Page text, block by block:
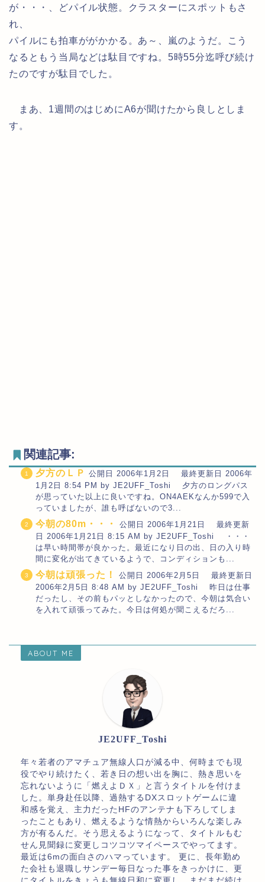
が・・・、どパイル状態。クラスターにスポットもさ
れ、
パイルにも拍車ががかかる。あ～、嵐のようだ。こう
なるともう当局などは駄目ですね。5時55分迄呼び続け
たのですが駄目でした。
まあ、1週間のはじめにA6が聞けたから良しとしま
す。
関連記事:
夕方のＬＰ 公開日 2006年1月2日 最終更新日 2006年
1月2日 8:54 PM by JE2UFF_Toshi 夕方のロングパス
が思っていた以上に良いですね。ON4AEKなんか599で入
っていましたが、誰も呼ばないので3...
今朝の80m・・・
公開日 2006年1月21日 最終更新
日 2006年1月21日 8:15 AM by JE2UFF_Toshi ・・・
は早い時間帯が良かった。最近になり日の出、日の入り時
間に変化が出てきているようで、コンディションも...
今朝は頑張った！
公開日 2006年2月5日 最終更新日
2006年2月5日 8:48 AM by JE2UFF_Toshi 昨日は仕事
だったし、その前もパッとしなかったので、今朝は気合い
を入れて頑張ってみた。今日は何処が聞こえるだろ...
ABOUT ME
JE2UFF_Toshi
年々若者のアマチュア無線人口が減る中、何時までも現
役でやり続けたく、若き日の想い出を胸に、熱き思いを
忘れないように「燃えよＤＸ」と言うタイトルを付けま
した。単身赴任以降、過熱するDXスロットゲームに違
和感を覚え、主力だったHFのアンテナも下ろしてしま
ったこともあり、燃えるような情熱からいろんな楽しみ
方が有るんだ。そう思えるようになって、タイトルもむ
せん見聞録に変更しコツコツマイペースでやってます。
最近は6mの面白さのハマっています。 更に、長年勤め
た会社も退職しサンデー毎日なった事をきっかけに、更